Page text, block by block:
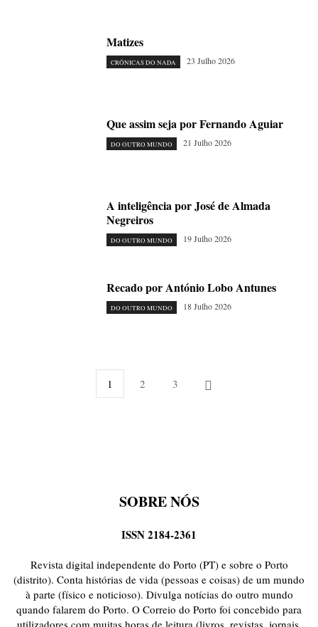
Matizes
CRÓNICAS DO NADA 23 Julho 2026
Que assim seja por Fernando Aguiar
DO OUTRO MUNDO 21 Julho 2026
A inteligência por José de Almada
Negreiros
DO OUTRO MUNDO 19 Julho 2026
Recado por António Lobo Antunes
DO OUTRO MUNDO 18 Julho 2026
1 2 3
SOBRE NÓS
ISSN 2184-2361
Revista digital independente do Porto (PT) e sobre o Porto
(distrito). Conta histórias de vida (pessoas e coisas) de um mundo
à parte (físico e noticioso). Divulga notícias do outro mundo
quando falarem do Porto. O Correio do Porto foi concebido para
utilizadores com muitas horas de leitura (livros, revistas, jornais,